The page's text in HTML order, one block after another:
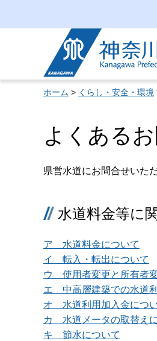
神奈川県
ホーム > くらし・安全・環境
よくある
県営水道にお問合せいた
水道料金等に
ア 水道料金について
イ 転入・転出について
ウ 使用者変更と所有者
エ 中高層建築での水道
オ 水道利用加入金につ
カ 水道メータの取替え
キ 節水について